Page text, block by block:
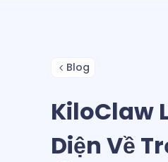
Blog
KiloClaw
Diện Về